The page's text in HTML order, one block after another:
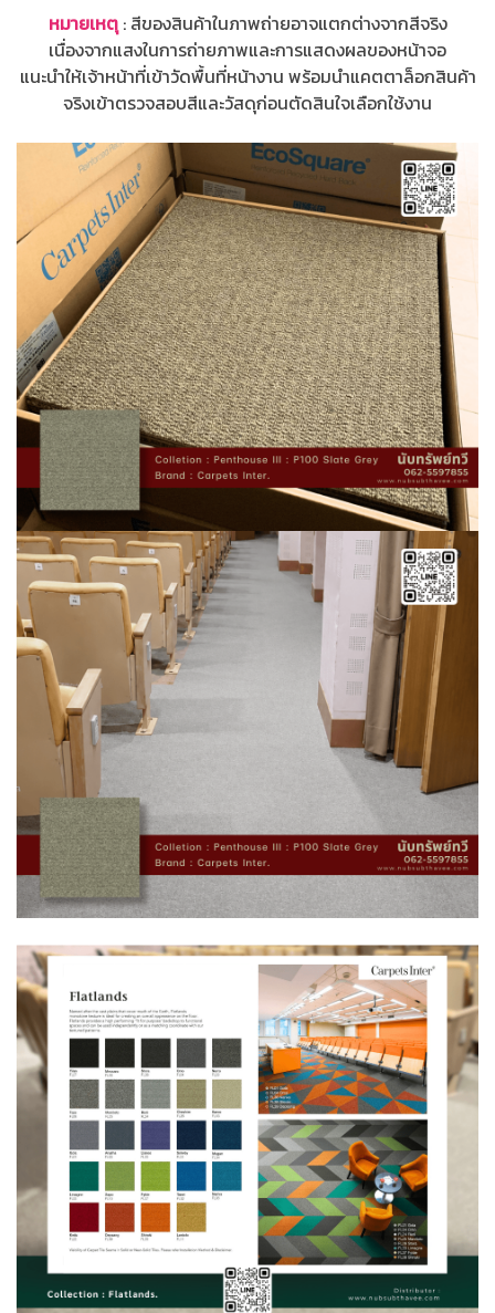
หมายเหตุ : สีของสินค้าในภาพถ่ายอาจแตกต่างจากสีจริง
เนื่องจากแสงในการถ่ายภาพและการแสดงผลของหน้าจอ
แนะนำให้เจ้าหน้าที่เข้าวัดพื้นที่หน้างาน พร้อมนำแคตตาล็อกสินค้า
จริงเข้าตรวจสอบสีและวัสดุก่อนตัดสินใจเลือกใช้งาน